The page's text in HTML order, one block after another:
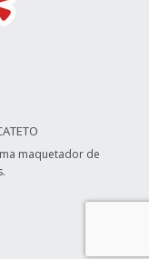
maquetador de